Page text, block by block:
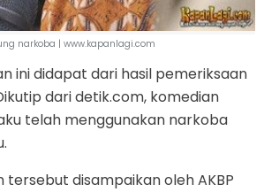
narkoba | www.kapanlagi.com
ini didapat dari hasil pemeriksaan
dari detik.com, komedian
telah menggunakan narkoba
tersebut disampaikan oleh AKBP